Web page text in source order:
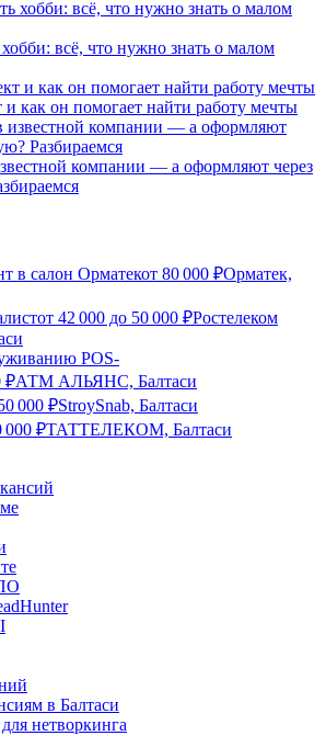
всё, что нужно знать о малом
и как он помогает найти работу мечты
компании — а оформляют через
в салон Орматекот 80 000 ₽Орматек,
от 42 000 до 50 000 ₽Ростелеком
POS-
₽АТМ АЛЬЯНС, Балтаси
000 ₽StroySnab, Балтаси
000 ₽ТАТТЕЛЕКОМ, Балтаси
в Балтаси
нетворкинга